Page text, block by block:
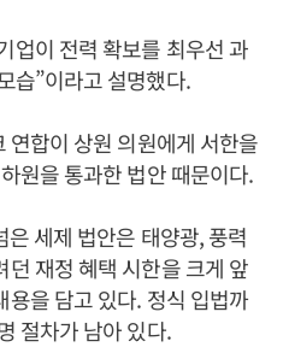
업이 전력 확보를 최우선 과
습”이라고 설명했다.
연합이 상원 의원에게 서한을
원을 통과한 법안 때문이다.
세제 법안은 태양광, 풍력
재정 혜택 시한을 크게 앞
을 담고 있다. 정식 입법까
절차가 남아 있다.